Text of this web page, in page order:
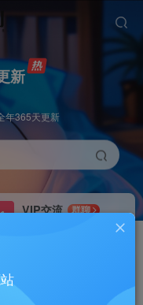
新
年365天更新
VIP交流
群聊
研究探讨更多创业项目路子。
搭建同款网站，自己当老板